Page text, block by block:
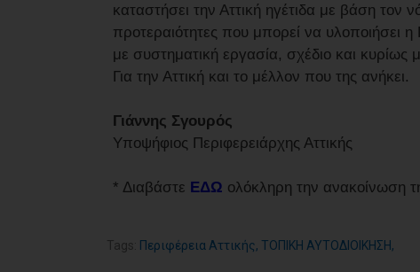
καταστήσει την Αττική ηγέτιδα με βάση τον
προτεραιότητες που μπορεί να υλοποιήσει η
με συστηματική εργασία, σχέδιο και κυρίως
Για την Αττική και το μέλλον που της ανήκει.
Γιάννης Σγουρός
Υποψήφιος Περιφερειάρχης Αττικής
* Διαβάστε ΕΔΩ ολόκληρη την ανακοίνωση
Tags: Περιφέρεια Αττικής, ΤΟΠΙΚΗ ΑΥΤΟΔΙΟΙΚΗΣΗ,